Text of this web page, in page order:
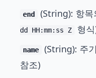
end (String): 항목
dd HH:mm:ss Z
형
name
(String): 주
참조)